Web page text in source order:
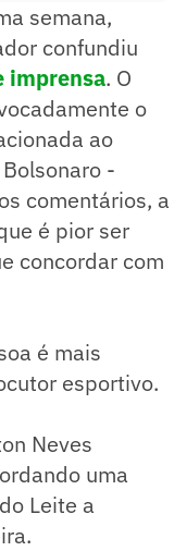
semana,
confundiu
imprensa. O
o
ao
-
comentários, a
é pior ser
concordar com
é mais
esportivo.
Neves
uma
Leite a